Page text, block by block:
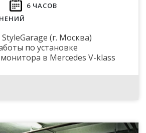
6 ЧАСОВ
(г. Москва)
по установке
в Mercedes V-klass